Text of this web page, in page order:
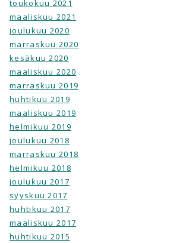
toukokuu 2021
maaliskuu 2021
joulukuu 2020
marraskuu 2020
kesäkuu 2020
maaliskuu 2020
marraskuu 2019
huhtikuu 2019
maaliskuu 2019
helmikuu 2019
joulukuu 2018
marraskuu 2018
helmikuu 2018
joulukuu 2017
syyskuu 2017
huhtikuu 2017
maaliskuu 2017
huhtikuu 2015